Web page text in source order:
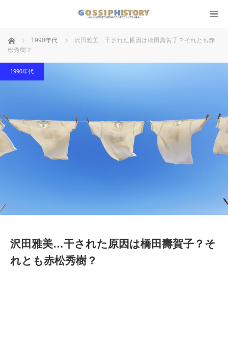
ホーム 1990年代
沢田雅美…干された原因は橋田壽賀子？それとも赤
松秀樹？
1990年代
沢田雅美…干された原因は橋田壽賀子？そ
れとも赤松秀樹？